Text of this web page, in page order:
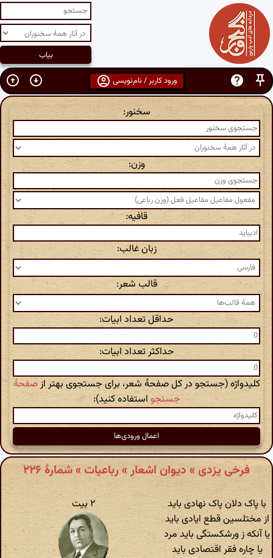
ورود کاربر / نام‌نویسی
سخنور:
وزن:
قافیه:
زبان غالب:
قالب شعر:
حداقل تعداد ابیات:
حداکثر تعداد ابیات:
کلیدواژه (جستجو در کل صفحهٔ شعر، برای جستجوی بهتر ازصفحهٔ
جستجو استفاده کنید):
فرخی یزدی » دیوان اشعار » رباعیات » شمارهٔ ۲۲۶
با پاک دلان پاک نهادی باید
از مختلسین قطع ایادی باید
یا آنکه ز ورشکستگی باید مرد
یا چاره فقر اقتصادی باید
۲ بیت